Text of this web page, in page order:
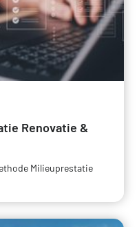
Renovatie &
Milieuprestatie